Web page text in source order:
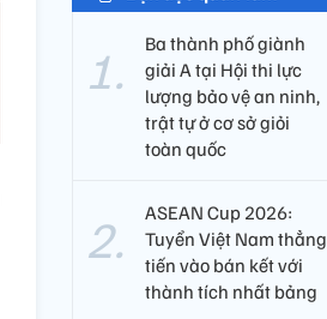
Ba thành phố giành
giải A tại Hội thi lực
lượng bảo vệ an ninh,
trật tự ở cơ sở giỏi
toàn quốc
ASEAN Cup 2026:
Tuyển Việt Nam thẳng
tiến vào bán kết với
thành tích nhất bảng